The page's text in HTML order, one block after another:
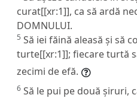
curat[[xr:1]], ca să ardă
DOMNULUI.
5 Să iei făină aleasă și să
turte[[xr:1]]; fiecare turtă
zecimi de efă.
6 Să le pui pe două șiruri,